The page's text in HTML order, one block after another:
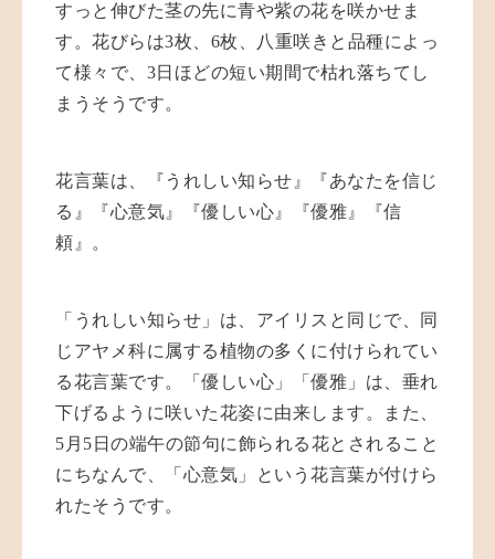
すっと伸びた茎の先に青や紫の花を咲かせま
す。花びらは3枚、 6枚、八重咲きと品種によっ
て様々で、 3日ほどの短い期間で枯れ落ちてし
まうそうです。
花言葉は、『うれしい知らせ』『あなたを信じ
る』『心意気』『優しい心』『優雅』『信
頼』。
「うれしい知らせ」は、アイリスと同じで、同
じアヤメ科に属する植物の多くに付けられてい
る花言葉です。「優しい心」「優雅」は、垂れ
下げるように咲いた花姿に由来します。また、
5 月 5 日の端午の節句に飾られる花とされること
にちなんで、「心意気」という花言葉が付けら
れたそうです。